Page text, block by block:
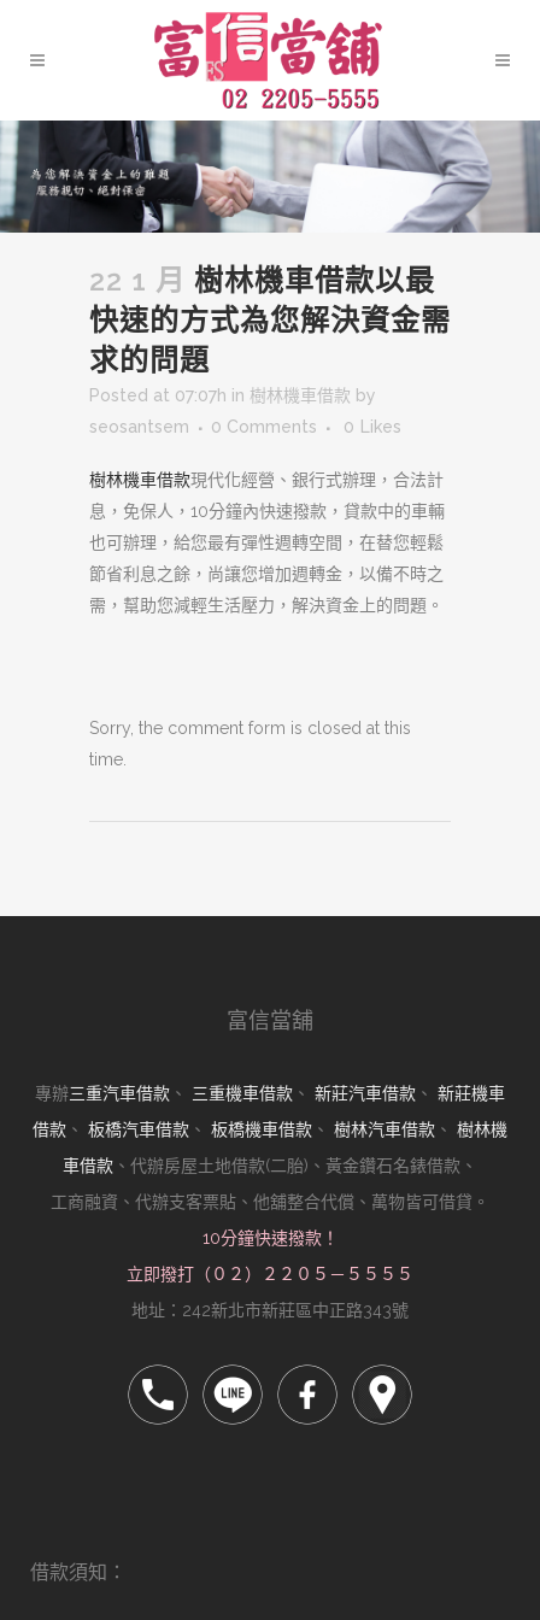
22 1 月 樹林機車借款以最
快速的方式為您解決資金需
求的問題
Posted at 07:07h in 樹林機車借款 by
seosantsem
0 Comments 0 Likes
樹林機車借款現代化經營、銀行式辦理，合法計
息，免保人，10分鐘內快速撥款，貸款中的車輛
也可辦理，給您最有彈性週轉空間，在替您輕鬆
節省利息之餘，尚讓您增加週轉金，以備不時之
需，幫助您減輕生活壓力，解決資金上的問題。
Sorry, the comment form is closed at this
time.
富信當舖
專辦三重汽車借款 、 三重機車借款 、 新莊汽車借款 、 新莊機車
借款 、 板橋汽車借款 、 板橋機車借款 、 樹林汽車借款 、 樹林機
車借款 、代辦房屋土地借款(二胎)、黃金鑽石名錶借款、
工商融資、代辦支客票貼、他舖整合代償、萬物皆可借貸。
10分鐘快速撥款！
立即撥打（０２）２２０５－５５５５
地址：242新北市新莊區中正路343號
借款須知：